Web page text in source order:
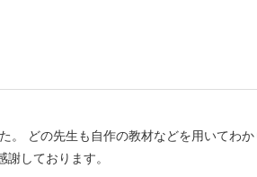
。しかし、勉強面の相談については あま
体的な値段は知らないが、親が言うには
な気がした。
どの先生も自作の教材などを用いてわ
しております。